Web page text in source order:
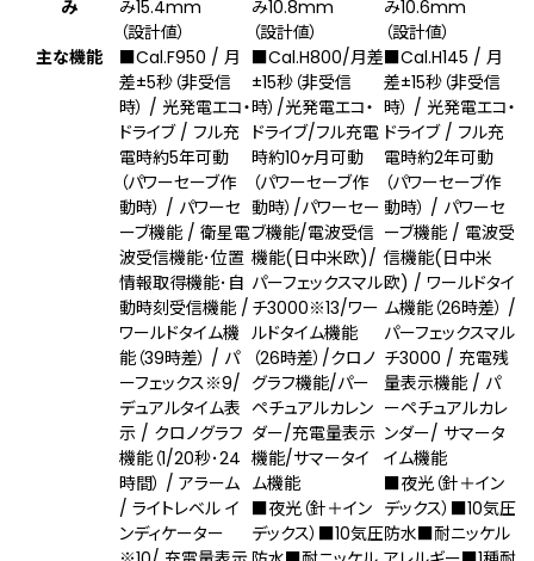
み
み15.4mm
（設計値）
み10.8mm
（設計値）
み10.6mm
（設計値）
主な機能
■Cal.F950 / 月
差±5秒（非受信
時） / 光発電エコ・
ドライブ / フル充
電時約5年可動
（パワーセーブ作
動時） / パワーセ
ーブ機能 / 衛星電
波受信機能･位置
情報取得機能･自
動時刻受信機能 /
ワールドタイム機
能（39時差） / パ
ーフェックス※9/
デュアルタイム表
示 / クロノグラフ
機能（1/20秒･24
時間） / アラーム
/ ライトレベル イ
ンディケーター
■Cal.H800/月差
±15秒（非受信
時）/光発電エコ・
ドライブ/フル充電
時約10ヶ月可動
（パワーセーブ作
動時）/パワーセー
ブ機能/電波受信
機能(日中米欧)/
パーフェックスマル
チ3000※13/ワー
ルドタイム機能
（26時差）/クロノ
グラフ機能/パー
ペチュアルカレン
ダー/充電量表示
機能/サマータイ
ム機能
■夜光（針＋イン
デックス）■10気圧
■Cal.H145 / 月
差±15秒（非受信
時） / 光発電エコ・
ドライブ / フル充
電時約2年可動
（パワーセーブ作
動時） / パワーセ
ーブ機能 / 電波受
信機能(⽇中⽶
欧) / ワールドタイ
ム機能（26時差） /
パーフェックスマル
チ3000 / 充電残
量表示機能 / パ
ーペチュアルカレ
ンダー/ サマータ
イム機能
■夜光（針＋イン
デックス）■10気圧
防水■耐ニッケル